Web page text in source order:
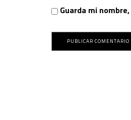
Guarda mi